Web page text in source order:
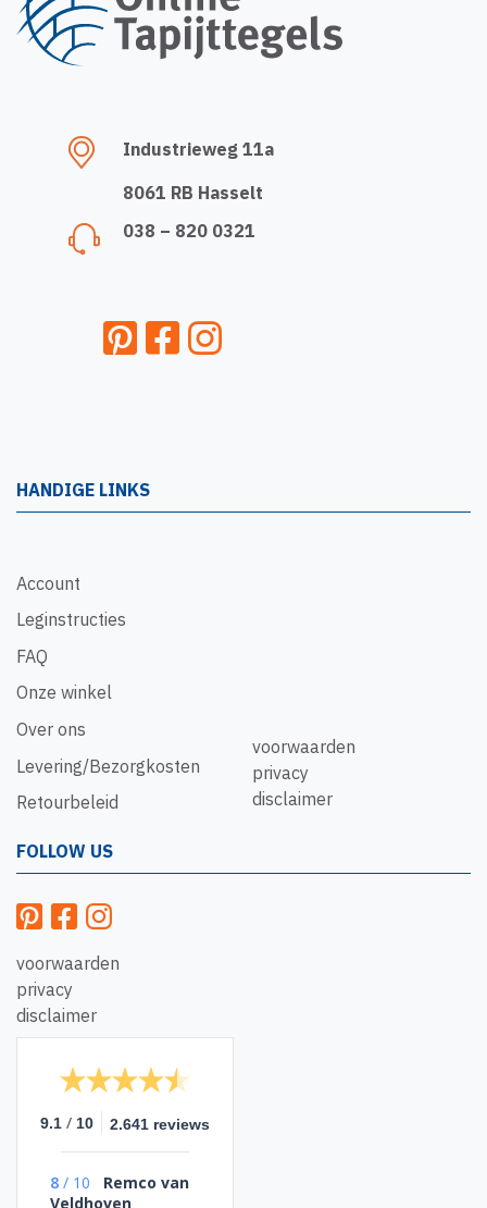
Industrieweg 11a
8061 RB Hasselt
038 – 820 0321
HANDIGE LINKS
Account
Leginstructies
FAQ
Onze winkel
Over ons
Levering/Bezorgkosten
Retourbeleid
voorwaarden
privacy
disclaimer
FOLLOW US
voorwaarden
privacy
disclaimer
9.1 / 10 2.641 reviews
8 / 10
Remco van
Veldhoven